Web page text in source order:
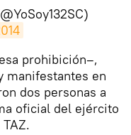
prohibición–,
manifestantes en
dos personas a
oficial del ejército